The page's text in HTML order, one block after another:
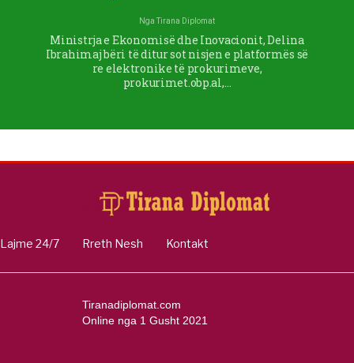
NgaTirana Diplomat
Ministrja e Ekonomisë dhe Inovacionit, Delina
Ibrahimaj bëri të ditur sot nisjen e platformës së
re elektronike të prokurimeve,
prokurimet.obp.al,…
Lajme 24/7 Rreth Nesh Kontakt
Tiranadiplomat.com
Online nga 1 Gusht 2021